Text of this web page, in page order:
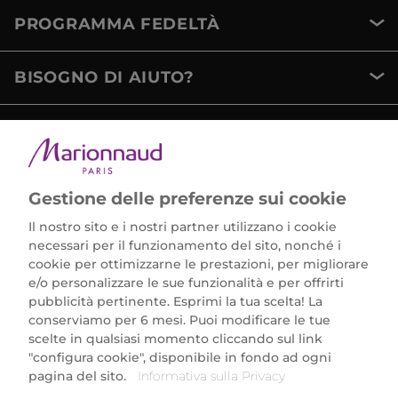
PROGRAMMA FEDELTÀ
BISOGNO DI AIUTO?
Marionnaud Parfumeries Italia S.r.l.
Largo Fiera Milano 5, 20017 Rho (MI)
REA Milano 1650024 con P.IVA 13425220152.
SCARICA LA NOSTRA APP
Gestione delle preferenze sui cookie
Il nostro sito e i nostri partner utilizzano i cookie
necessari per il funzionamento del sito, nonché i
cookie per ottimizzarne le prestazioni, per migliorare
e/o personalizzare le sue funzionalità e per offrirti
pubblicità pertinente. Esprimi la tua scelta! La
conserviamo per 6 mesi. Puoi modificare le tue
scelte in qualsiasi momento cliccando sul link
"configura cookie", disponibile in fondo ad ogni
pagina del sito.
Informativa sulla Privacy